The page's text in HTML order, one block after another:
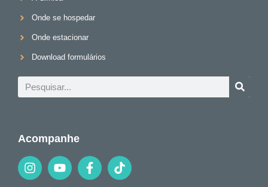
Onde se hospedar
Onde estacionar
Download formulários
Acompanhe